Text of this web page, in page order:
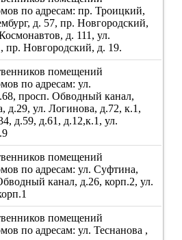
по адресам: пр. Троицкий,
д. 57, пр. Новгородский,
д. 111, ул.
пр. Новгородский, д. 19.
помещений
по адресам: ул.
просп. Обводный канал,
д.29, ул. Логинова, д.72, к.1,
д.59, д.61, д.12,к.1, ул.
помещений
по адресам: ул. Суфтина,
канал, д.26, корп.2, ул.
помещений
по адресам: ул. Теснанова ,